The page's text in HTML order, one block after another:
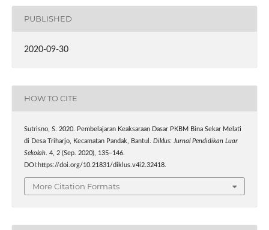
PUBLISHED
2020-09-30
HOW TO CITE
Sutrisno, S. 2020. Pembelajaran Keaksaraan Dasar PKBM Bina Sekar Melati
di Desa Triharjo, Kecamatan Pandak, Bantul. Diklus: Jurnal Pendidikan Luar
Sekolah. 4, 2 (Sep. 2020), 135–146.
DOI:https://doi.org/10.21831/diklus.v4i2.32418.
More Citation Formats